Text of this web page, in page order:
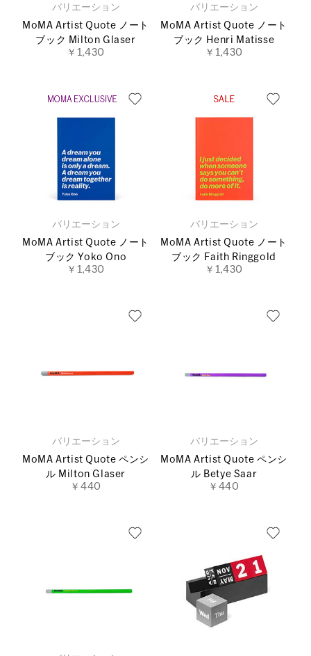
バリエーション
MoMA Artist Quote ノート
ブック Milton Glaser
￥1,430
バリエーション
MoMA Artist Quote ノート
ブック Henri Matisse
￥1,430
バリエーション
MoMA Artist Quote ノート
ブック Yoko Ono
￥1,430
バリエーション
MoMA Artist Quote ノート
ブック Faith Ringgold
￥1,430
バリエーション
MoMA Artist Quote ペンシ
ル Milton Glaser
￥440
バリエーション
MoMA Artist Quote ペンシ
ル Betye Saar
￥440